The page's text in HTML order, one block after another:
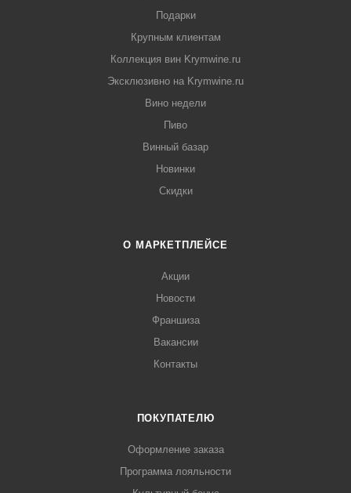
Подарки
Крупным клиентам
Коллекция вин Krymwine.ru
Эксклюзивно на Krymwine.ru
Вино недели
Пиво
Винный базар
Новинки
Скидки
О МАРКЕТПЛЕЙСЕ
Акции
Новости
Франшиза
Вакансии
Контакты
ПОКУПАТЕЛЮ
Оформление заказа
Программа лояльности